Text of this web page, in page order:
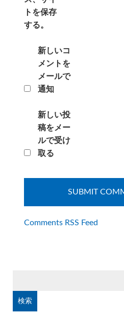
トを保存
する。
新しいコ
メントを
メールで
通知
新しい投
稿をメー
ルで受け
取る
Comments RSS Feed